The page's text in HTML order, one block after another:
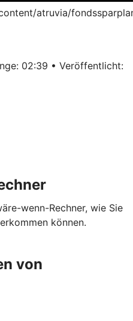
atruvia/
02:39 • Veröffentlicht:
wenn-Rechner, wie Sie
können.
von